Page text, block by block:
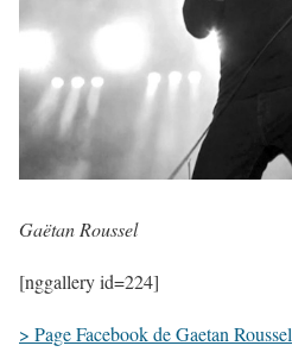
Gaëtan Roussel
[nggallery id=224]
> Page Facebook de Gaetan Roussel